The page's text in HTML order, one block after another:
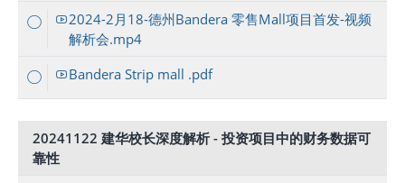
2024-2月18-德州Bandera 零售Mall项目首发-视频
解析会.mp4
Bandera Strip mall .pdf
20241122 建华校长深度解析 - 投资项目中的财务数据可
靠性